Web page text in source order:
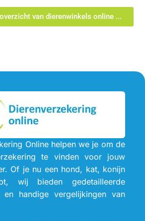
van dierenwinkels online ...
Online helpen we je om de
te vinden voor jouw
Of je nu een hond, kat, konijn
wij bieden gedetailleerde
en handige vergelijkingen van